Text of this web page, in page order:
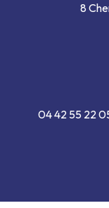
8
04 42 55 22